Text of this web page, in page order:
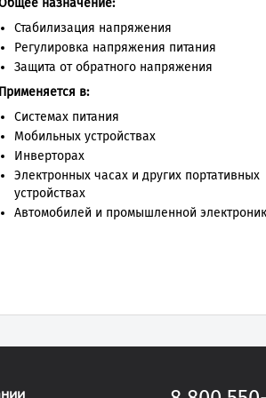
назначение:
Стабилизация напряжения
Регулировка напряжения питания
Защита от обратного напряжения
Применяется в:
Системах питания
Мобильных устройствах
Инверторах
Электронных часах и других портативных
устройствах
Автомобилей и промышленной